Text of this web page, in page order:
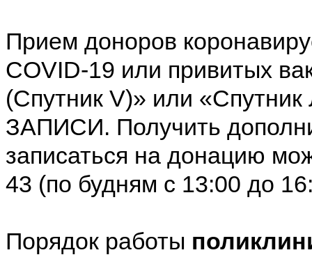
Прием доноров
COVID-19 или привитых
(Спутник V)» или
ЗАПИСИ. Получить
записаться на донацию
43 (по будням с 13:00 до
Порядок работы